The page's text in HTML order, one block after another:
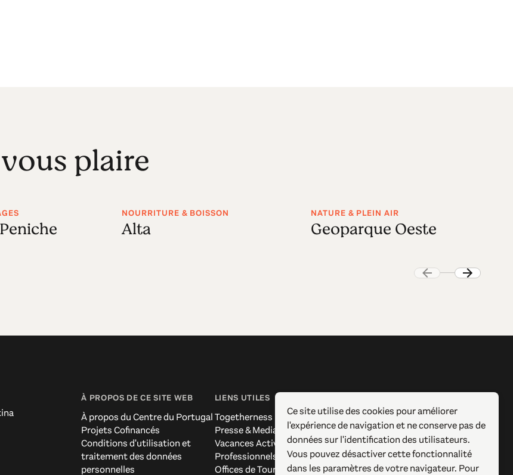
plaire
NOURRITURE & BOISSON
Alta
NATURE & PLEIN AIR
Geoparque Oeste
À PROPOS DE CE SITE WEB
À propos du Centre du Portugal
Projets Cofinancés
Conditions d'utilisation et
traitement des données
personnelles
LIENS UTILES
Togetherness
Presse & Media
Vacances Actives
Professionnels
Offices de Tourisme
Facebook
Instagram
X / Twitter
Pinterest
YouTube
Ce site utilise des cookies pour améliorer
l'expérience de navigation et ne conserve pas de
données sur l'identification des utilisateurs.
Vous pouvez désactiver cette fonctionnalité
dans les paramètres de votre navigateur. Pour